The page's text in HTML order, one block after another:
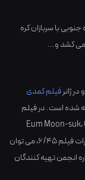
با سربازان کره
و در ژانرفیلم کمدی
شده است. در فیلم
Eum Moon-suk،
و... به ایفای نقش پرداخته اند. از میان افتخارات فیلم ۶/۴۵، می توان
ناقوس بزرگ ۲۰۲۲ و جشنواره انجمن تهیه کنندگان